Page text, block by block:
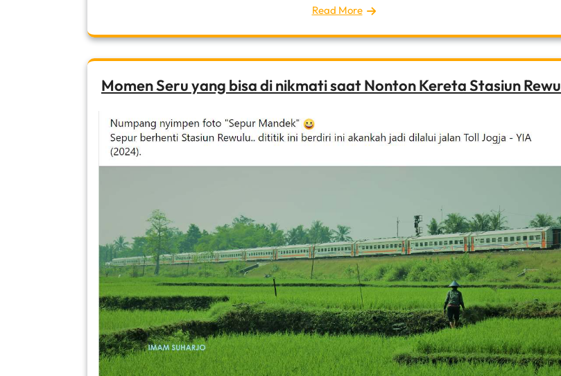
Read More
Momen Seru yang bisa di nikmati saat Nonton Kereta Stasiun